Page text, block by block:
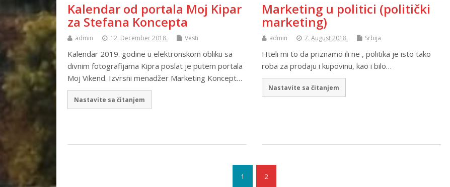
Kalendar od portala Moj Kipar
za Stefana Koncepta
admin 12. December 2018. Vesti
Kalendar 2019. godine u elektronskom obliku sa
divnim fotografijama Kipra poslat je putem portala
Moj Vikend. Izvrsni menadžer Marketing Koncept…
Nastavite sa čitanjem
Marketing u politici (politički
marketing)
admin 7. August 2018. Srbija
Hteli mi to da priznamo ili ne , politika je isto tako
roba za prodaju i kupovinu, kao i bilo…
Nastavite sa čitanjem
1 2